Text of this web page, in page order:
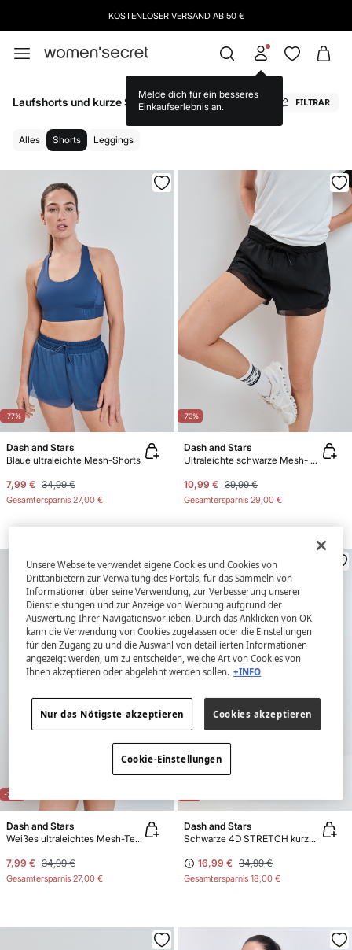
UNSEREN NEWSLETTER UND SICHERE DIR 10 % RABATT AUF DEINEN
Laufshorts und kurze Strumpfhosen für Damen FILTRAR
Alles Shorts Leggings
-77%
Dash and Stars
Blaue ultraleichte Mesh-Shorts
7,99 € 34,99 €
Gesamtersparnis 27,00 €
-73%
Dash and Stars
Ultraleichte schwarze Mesh- Shorts
10,99 € 39,99 €
Gesamtersparnis 29,00 €
-77%
Dash and Stars
Weißes ultraleichtes Mesh-Tech-Short
7,99 € 34,99 €
Gesamtersparnis 27,00 €
Dash and Stars
Schwarze 4D STRETCH kurze Leggings
16,99 € 34,99 €
Gesamtersparnis 18,00 €
Unsere Webseite verwendet eigene Cookies und Cookies von
Drittanbietern zur Verwaltung des Portals, für das Sammeln von
Informationen über seine Verwendung, zur Verbesserung unserer
Dienstleistungen und zur Anzeige von Werbung aufgrund der
Auswertung Ihrer Navigationsvorlieben. Durch das Anklicken von OK
kann die Verwendung von Cookies zugelassen oder die Einstellungen
für den Zugang zu und die Auswahl von detaillierten Informationen
angezeigt werden, um zu entscheiden, welche Art von Cookies von
Ihnen akzeptieren oder abgelehnt werden sollen. +INFO
Nur das Nötigste akzeptieren Cookies akzeptieren
Cookie-Einstellungen